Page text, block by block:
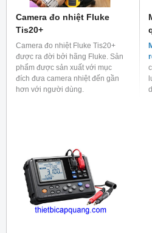
Camera đo nhiệt Fluke
Tis20+
Camera đo nhiệt Fluke Tis20+
được ra đời bởi hãng Fluke. Sản
phẩm được sản xuất với mục
đích đưa camera nhiệt đến gần
hơn với người dùng.